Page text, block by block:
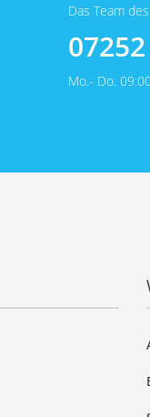
Das Team
Mo.- Do.